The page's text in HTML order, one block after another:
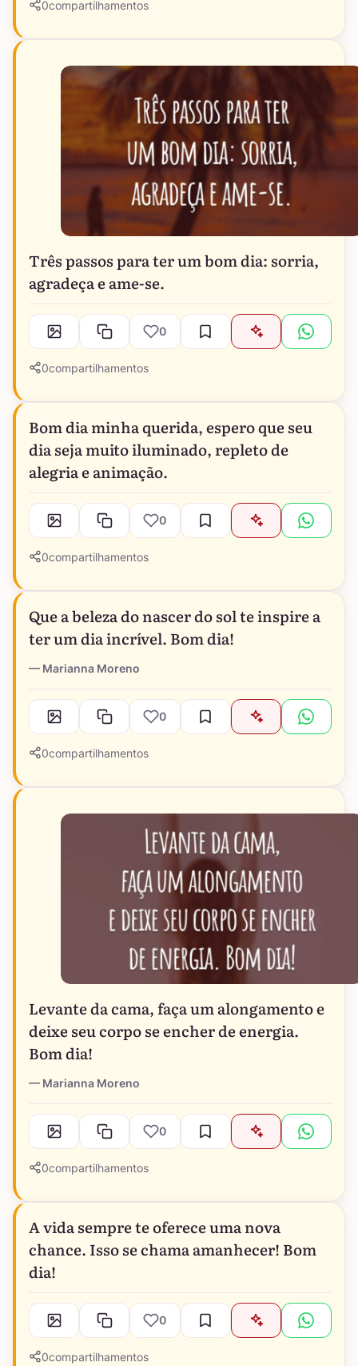
0compartilhamentos
Três passos para ter um bom dia: sorria,
agradeça e ame-se.
0
0compartilhamentos
Bom dia minha querida, espero que seu
dia seja muito iluminado, repleto de
alegria e animação.
0
0compartilhamentos
Que a beleza do nascer do sol te inspire a
ter um dia incrível. Bom dia!
Marianna Moreno
0
0compartilhamentos
Levante da cama, faça um alongamento e
deixe seu corpo se encher de energia.
Bom dia!
Marianna Moreno
0
0compartilhamentos
A vida sempre te oferece uma nova
chance. Isso se chama amanhecer! Bom
dia!
0
0compartilhamentos